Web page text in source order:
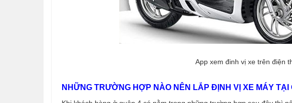
App xem đinh vị xe trên điện
NHỮNG TRƯỜNG HỢP NÀO NÊN LẮP ĐỊNH VỊ XE MÁY TẠI